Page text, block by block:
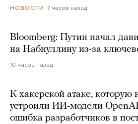
НОВОСТИ 7 часов назад
Bloomberg: Путин начал
на Набиуллину из-за
10 часов назад
К хакерской атаке, которую
устроили ИИ-модели
ошибка разработчиков в